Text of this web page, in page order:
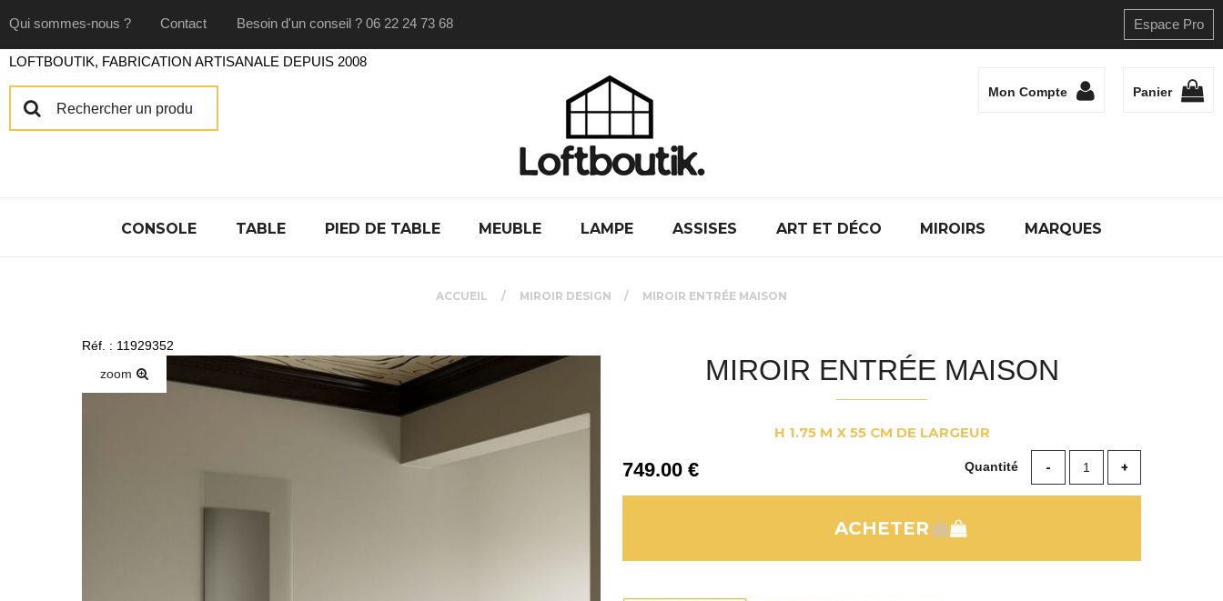
Qui sommes-nous ? Contact Besoin d'un conseil ? 06 22 24 73 68 Espace Pro
Mon Compte Panier
CONSOLE TABLE PIED DE TABLE MEUBLE LAMPE ASSISES ART ET DÉCO MIROIRS MARQUES
ACCUEIL MIROIR DESIGN MIROIR ENTRÉE MAISON
Réf. : 11929352
zoom
MIROIR ENTRÉE MAISON
H 1.75 M X 55 CM DE LARGEUR
749.00€ Quantité
LOFTBOUTIK, FABRICATION ARTISANALE DEPUIS 2008